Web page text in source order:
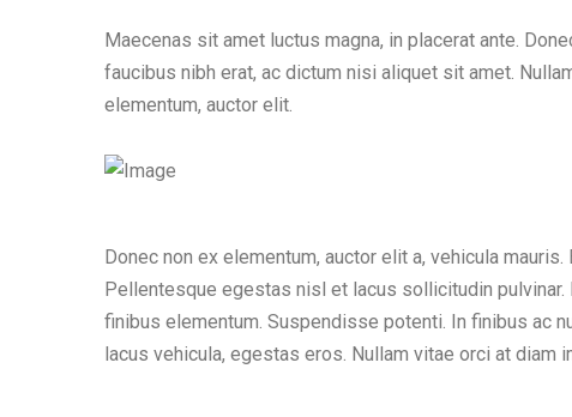
Maecenas sit amet luctus magna, in placerat ante.
faucibus nibh erat, ac dictum nisi aliquet sit amet.
elementum, auctor elit.
Donec non ex elementum, auctor elit a, vehicula
Pellentesque egestas nisl et lacus sollicitudin
finibus elementum. Suspendisse potenti. In finibus ac
lacus vehicula, egestas eros. Nullam vitae orci at diam